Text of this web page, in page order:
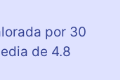
por 30
de 4.8